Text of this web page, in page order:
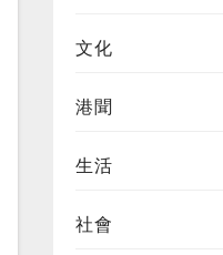
文化
港聞
生活
社會